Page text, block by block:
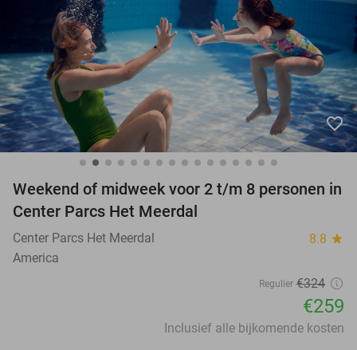
favorite_border
Weekend of midweek voor 2 t/m 8 personen in
Center Parcs Het Meerdal
Center Parcs Het Meerdal 8.8 star
America
Regulier €324
€259
Inclusief alle bijkomende kosten